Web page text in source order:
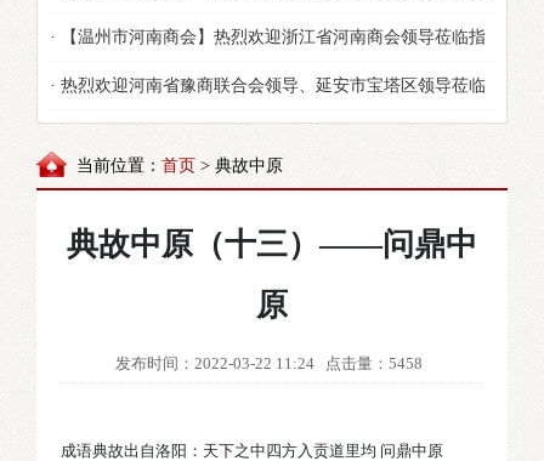
功！
· 【温州市河南商会】热烈欢迎浙江省河南商会领导莅临指
导！
· 热烈欢迎河南省豫商联合会领导、延安市宝塔区领导莅临
当前位置： 首页 > 典故中原
典故中原（十三）——问鼎中
原
发布时间：2022-03-22 11:24 点击量：5458
成语典故出自洛阳：天下之中四方入贡道里均 问鼎中原